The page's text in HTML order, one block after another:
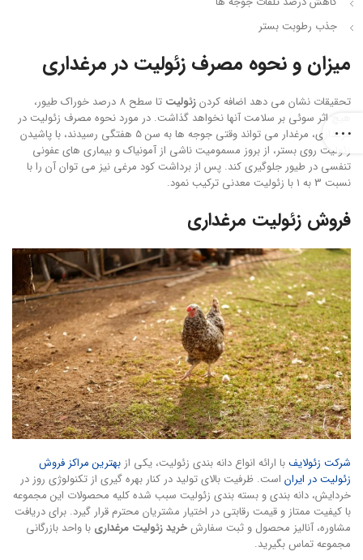
جذب رطوبت بستر
میزان و نحوه مصرف زئولیت در مرغداری
تحقیقات نشان می دهد اضافه کردنزئولیت
تا سطح 8 درصد خوراک طیور،
هیچ اثر سوئی بر سلامت آنها نخواهد گذاشت. در مورد نحوه مصرف زئولیت در
مرغداری، مرغدار می تواند وقتی جوجه ها به سن 5 هفتگی رسیدند، با پاشیدن
زئولیت روی بستر، از بروز مسمومیت ناشی از آمونیاک و بیماری های عفونی
تنفسی در طیور جلوگیری کند. پس از برداشت کود مرغی نیز می توان آن را با
نسبت 3 به 1 با زئولیت معدنی ترکیب نمود.
فروش زئولیت مرغداری
شرکت زئولایف با ارائه انواع دانه بندی زئولیت، یکی از بهترین مراکز فروش
زئولیت در ایران است. ظرفیت بالای تولید در کنار بهره گیری از تکنولوژی روز در
خردایش، دانه بندی و بسته بندی زئولیت سبب شده کلیه محصولات این مجموعه
با کیفیت ممتاز و قیمت رقابتی در اختیار مشتریان محترم قرار گیرد. برای دریافت
مشاوره، آنالیز محصول و ثبت سفارشخرید زئولیت مرغداری با واحد بازرگانی
مجموعه تماس بگیرید.